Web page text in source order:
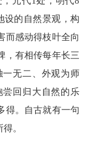
设的自然景观，构
而感动得枝叶全向
，有相传每年长三
无二、外观为师
回归大自然的乐
得。自古就有一句
。